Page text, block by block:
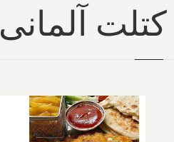
‌کتلت ‌آلمانی